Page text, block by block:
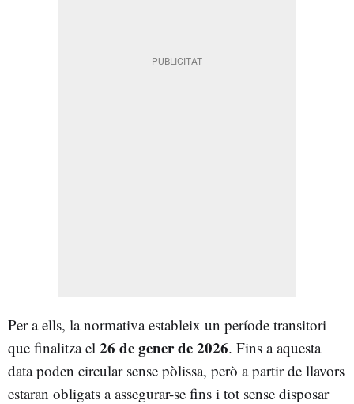
Per a ells, la normativa estableix un període transitori
que finalitza el 26 de gener de 2026. Fins a aquesta
data poden circular sense pòlissa, però a partir de llavors
estaran obligats a assegurar-se fins i tot sense disposar